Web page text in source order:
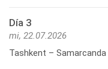
Día 3
mi, 22.07.2026
Tashkent – Samarcanda